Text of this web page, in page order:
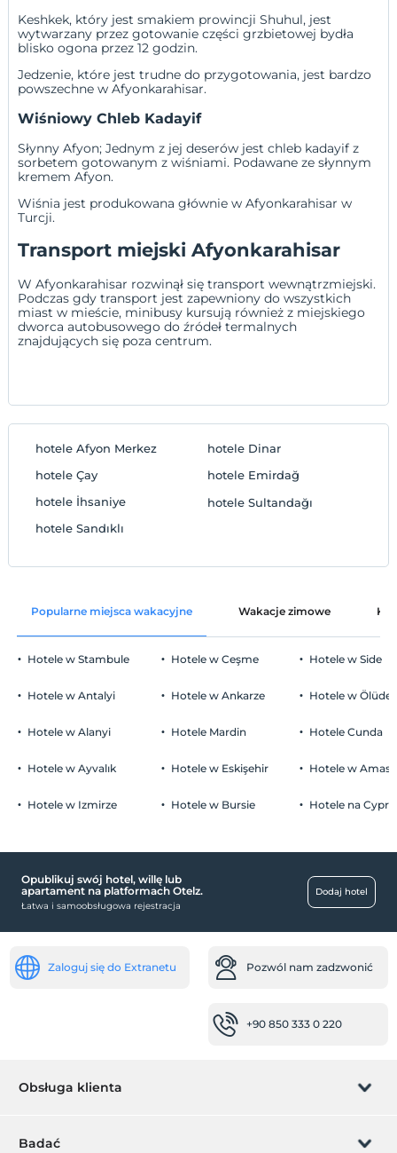
Keshkek, który jest smakiem prowincji Shuhul, jest
wytwarzany przez gotowanie części grzbietowej bydła
blisko ogona przez 12 godzin.
Jedzenie, które jest trudne do przygotowania, jest bardzo
powszechne w Afyonkarahisar.
Wiśniowy Chleb Kadayif
Słynny Afyon; Jednym z jej deserów jest chleb kadayif z
sorbetem gotowanym z wiśniami. Podawane ze słynnym
kremem Afyon.
Wiśnia jest produkowana głównie w Afyonkarahisar w
Turcji.
Transport miejski Afyonkarahisar
W Afyonkarahisar rozwinął się transport wewnątrzmiejski.
Podczas gdy transport jest zapewniony do wszystkich
miast w mieście, minibusy kursują również z miejskiego
dworca autobusowego do źródeł termalnych
znajdujących się poza centrum.
hotele Afyon Merkez
hotele Çay
hotele Dinar
hotele Emirdağ
hotele İhsaniye
hotele Sandıklı
hotele Sultandağı
Popularne miejsca wakacyjne Wakacje zimowe
Hotele w Stambule
Hotele w Antalyi
Hotele w Alanyi
Hotele w Ayvalık
Hotele w Izmirze
Hotele w Ceşme
Hotele w Ankarze
Hotele Mardin
Hotele w Eskişehir
Hotele w Bursie
Hotele w Side
Hotele w
Hotele Cunda
Hotele w
Hotele na
Opublikuj swój hotel, willę lub
apartament na platformach Otelz.
Łatwa i samoobsługowa rejestracja
Dodaj hotel
Zaloguj się do Extranetu Pozwól nam zadzwonić
+90 850 333 0 220
Obsługa klienta
Zarządzanie rezerwacją
Badać